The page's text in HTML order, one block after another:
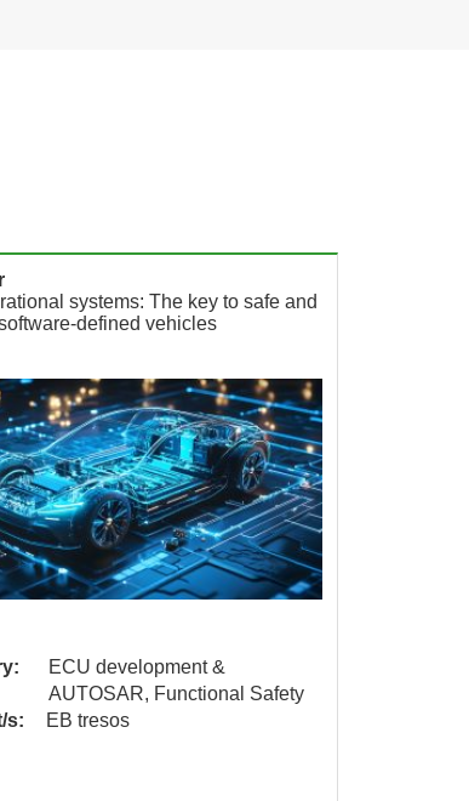
systems: The key to safe and
defined vehicles
ECU development &
AUTOSAR, Functional Safety
s:
EB tresos